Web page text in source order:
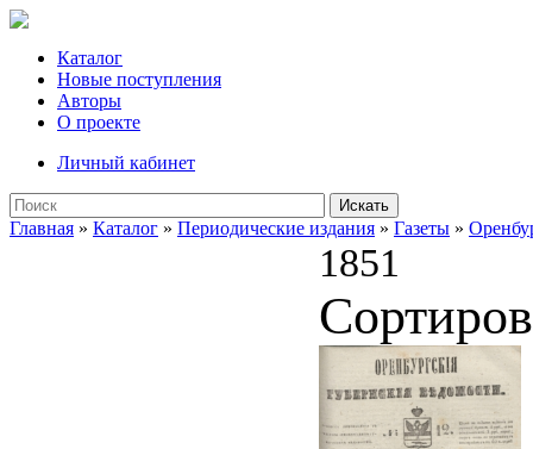
Каталог
Новые поступления
Авторы
О проекте
Личный кабинет
Искать
Главная » Каталог » Периодические издания » Газеты »
1851